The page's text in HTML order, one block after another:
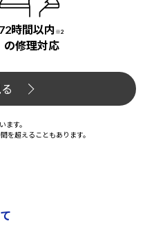
72時間以内 ※2
の修理対応
ます。
を超えることもあります。